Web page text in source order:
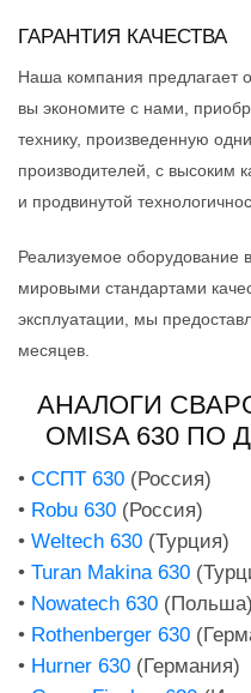
ГАРАНТИЯ КАЧЕСТВА
Наша компания предлагает
вы экономите с нами,
технику, произведенную
производителей, с высоким
и продвинутой
Реализуемое оборудование
мировыми стандартами
эксплуатации, мы
месяцев.
АНАЛОГИ
OMISA 630 ПО
• ССПТ 630 (Россия)
• Robu 630 (Россия)
• Weltech 630 (Турция)
• Turan Makina 630
• Nowatech 630 (Польша)
• Rothenberger 630
• Hurner 630 (Германия)